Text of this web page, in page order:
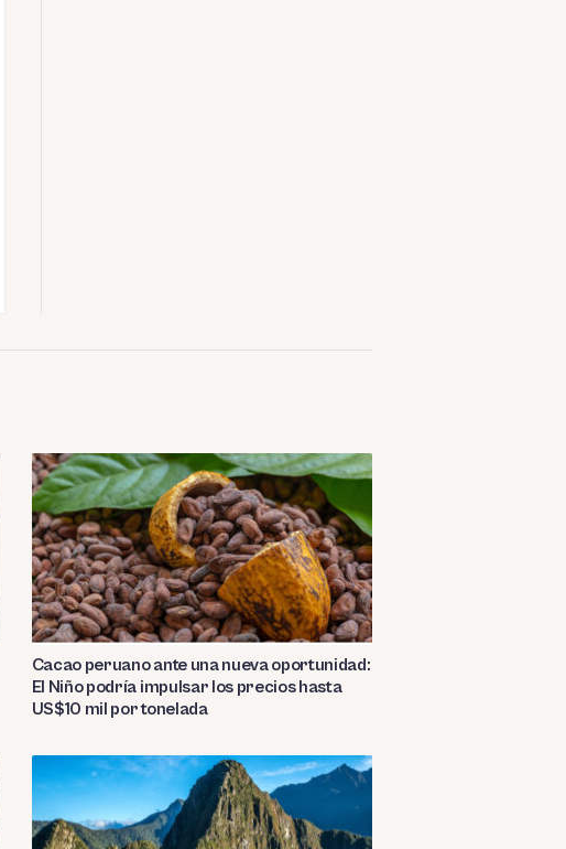
Cacao peruano ante una nueva oportunidad:
El Niño podría impulsar los precios hasta
US$10 mil por tonelada